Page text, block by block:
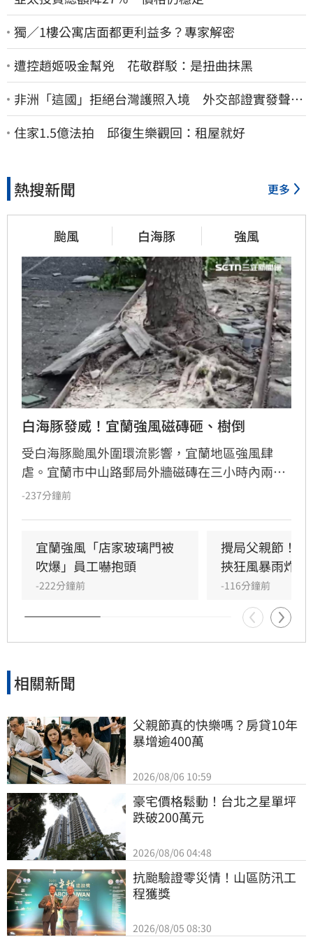
獨／1樓公寓店面都更利益多？專家解密
遭控趙姬吸金幫兇 花敬群駁：是扭曲抹黑
非洲「這國」拒絕台灣護照入境 外交部證實發聲
了：持續交涉聯繫
住家1.5億法拍 邱復生樂觀回：租屋就好
熱搜新聞 更多
颱風 白海豚 強風
白海豚發威！宜蘭強風磁磚砸、樹倒
受白海豚颱風外圍環流影響，宜蘭地區強風肆
虐。宜蘭市中山路郵局外牆磁磚在三小時內兩度
剝落，武營街亦發生磁磚砸地險象，所幸無人傷
全面停駛。
-237分鐘前
宜蘭強風「店家玻璃門被
吹爆」員工嚇抱頭
-222分鐘前
攪局父親節！
挾狂風暴雨炸雙
-116分鐘前
相關新聞
父親節真的快樂嗎？房貸10年
暴增逾400萬
2026/08/06 10:59
豪宅價格鬆動！台北之星單坪
跌破200萬元
2026/08/06 04:48
抗颱驗證零災情！山區防汛工
程獲獎
2026/08/05 08:30